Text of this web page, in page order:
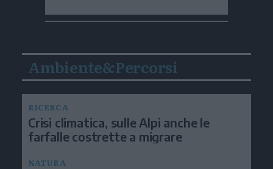
Ambiente&Percorsi
RICERCA
Crisi climatica, sulle Alpi anche le
farfalle costrette a migrare
NATURA